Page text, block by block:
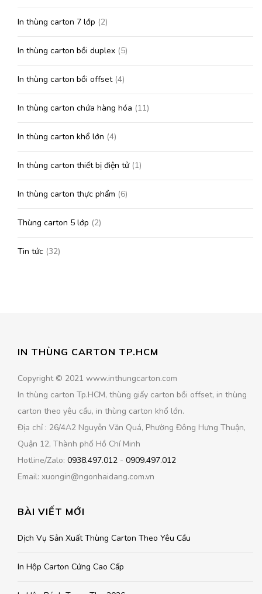
In thùng carton 7 lớp (2)
In thùng carton bồi duplex (5)
In thùng carton bồi offset(4)
In thùng carton chứa hàng hóa (11)
In thùng carton khổ lớn (4)
In thùng carton thiết bị điện tử(1)
In thùng carton thực phẩm (6)
Thùng carton 5 lớp (2)
Tin tức (32)
IN THÙNG CARTON TP.HCM
Copyright © 2021 www.inthungcarton.com
In thùng carton Tp.HCM, thùng giấy carton bồi offset, in thùng
carton theo yêu cầu, in thùng carton khổ lớn.
Địa chỉ : 26/4A2 Nguyễn Văn Quá, Phường Đông Hưng Thuận,
Quận 12, Thành phố Hồ Chí Minh
Hotline/Zalo: 0938.497.012 - 0909.497.012
Email: xuongin@ngonhaidang.com.vn
BÀI VIẾT MỚI
Dịch Vụ Sản Xuất Thùng Carton Theo Yêu Cầu
In Hộp Carton Cứng Cao Cấp